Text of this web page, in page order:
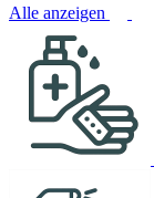
Alle anzeigen